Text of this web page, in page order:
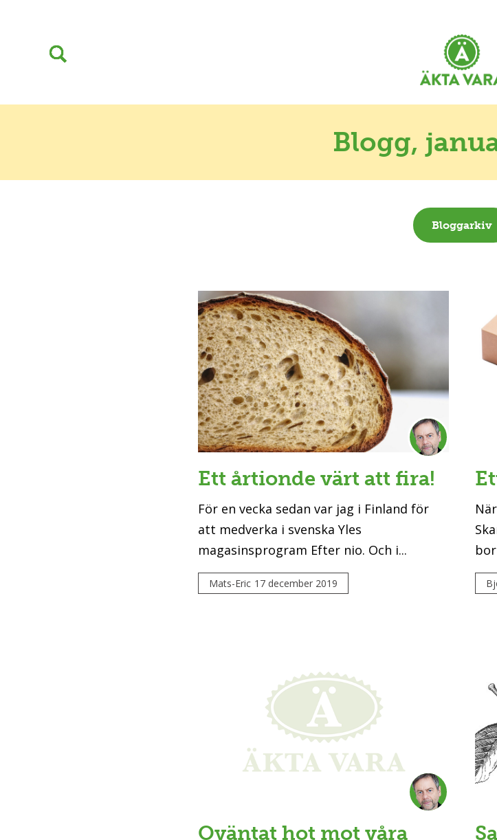
Blogg,
Bloggarkiv
Ett årtionde värt att fira!
För en vecka sedan var jag i Finland för
att medverka i svenska Yles
magasinsprogram Efter nio. Och i...
Mats-Eric 17 december 2019
Oväntat hot mot våra